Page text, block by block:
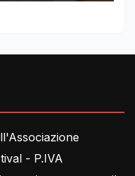
- P.IVA